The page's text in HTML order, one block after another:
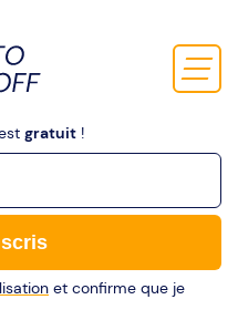
gratuit !
et confirme que je